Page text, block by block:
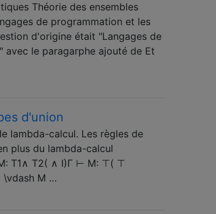
Théorie des ensembles
de programmation et les
d'origine était "Langages de
avec le paragarphe ajouté de Et
d'union
lambda-calcul. Les règles de
plus du lambda-calcul
T1∧ T2( ∧ I)Γ ⊢ M: ⊤( ⊤
M …